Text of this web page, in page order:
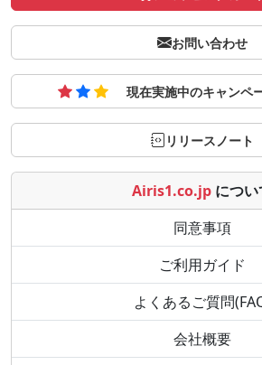
お問い合わせ
現在実施中のキャンペ
リリースノート
Airis1.co.jp につい
同意事項
ご利用ガイド
よくあるご質問
会社概要